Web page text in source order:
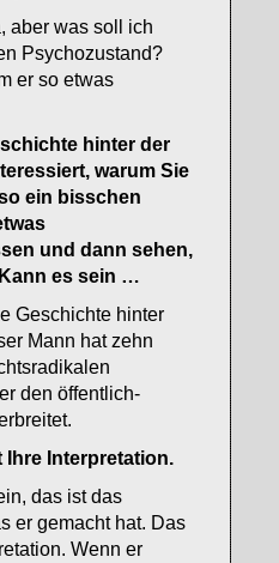
aber was soll ich
Psychozustand?
er so etwas
hinter der
warum Sie
ein bisschen
und dann sehen,
es sein …
Geschichte hinter
Mann hat zehn
den öffentlich-
Ihre Interpretation.
das ist das
er gemacht hat. Das
Wenn er